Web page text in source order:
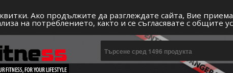
Ако продължите да разглеждате сайта, Вие
на потреблението, както и се съгласявате с общите
КАТО НАЧИН НА ЖИВОТ